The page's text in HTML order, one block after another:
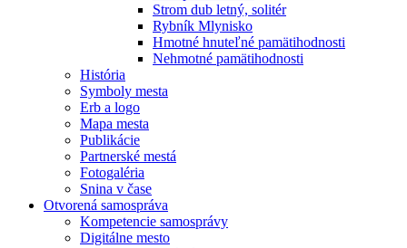
Strom dub letný, solitér
Rybník Mlynisko
Hmotné hnuteľné pamätihodnosti
Nehmotné pamätihodnosti
História
Symboly mesta
Erb a logo
Mapa mesta
Publikácie
Partnerské mestá
Fotogaléria
Snina v čase
Otvorená samospráva
Kompetencie samosprávy
Digitálne mesto